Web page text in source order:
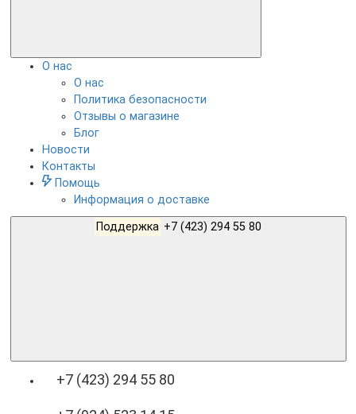
О нас
О нас
Политика безопасности
Отзывы о магазине
Блог
Новости
Контакты
Помощь
Информация о доставке
Поддержка
+7 (423) 294 55 80